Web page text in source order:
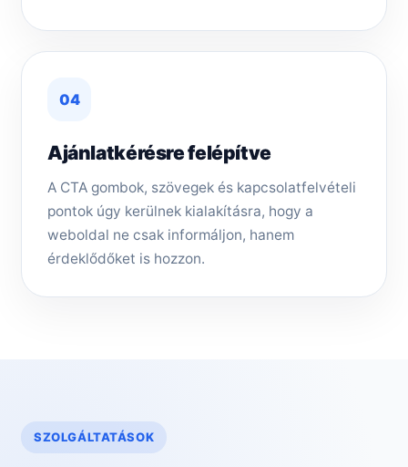
04
Ajánlatkérésre felépítve
A CTA gombok, szövegek és kapcsolatfelvételi
pontok úgy kerülnek kialakításra, hogy a
weboldal ne csak informáljon, hanem
érdeklődőket is hozzon.
SZOLGÁLTATÁSOK